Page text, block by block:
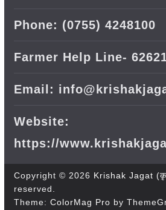
Phone: (0755) 4248100
Farmer Help Line-
Email:
Website:
https://
Copyright © 2026 Krishak Jagat
reserved.
Theme: ColorMag Pro by